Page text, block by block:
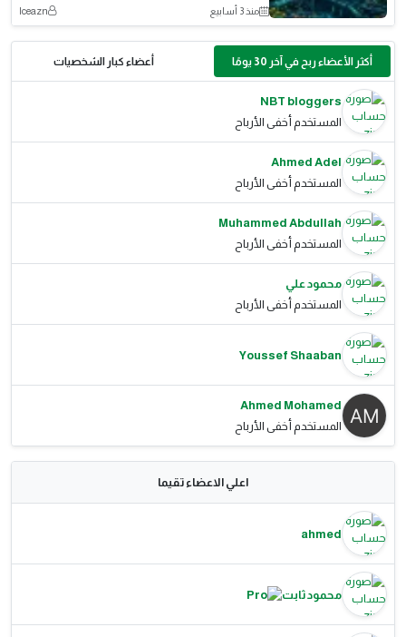
منذ 3 أسابيع Iceazn
أكثر الأعضاء ربح في آخر 30 يومًا أعضاء كبار الشخصيات
NBT bloggers
المستخدم أخفى الأرباح
Ahmed Adel
المستخدم أخفى الأرباح
Muhammed Abdullah
المستخدم أخفى الأرباح
محمود علي
المستخدم أخفى الأرباح
Youssef Shaaban
Ahmed Mohamed
المستخدم أخفى الأرباح
اعلي الاعضاء تقيما
ahmed
محمود ثابت